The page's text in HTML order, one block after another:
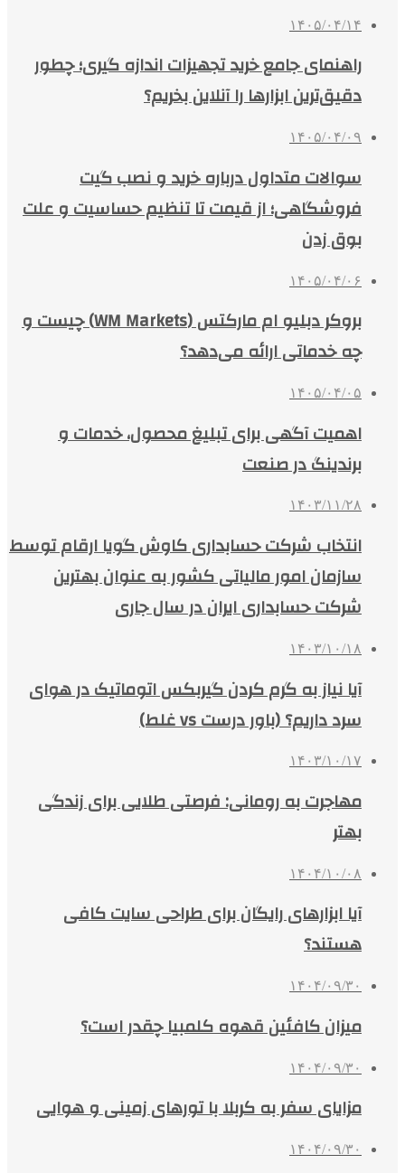
۱۴۰۵/۰۴/۱۴
راهنمای جامع خرید تجهیزات اندازه گیری؛ چطور
دقیق‌ترین ابزارها را آنلاین بخریم؟
۱۴۰۵/۰۴/۰۹
سوالات متداول درباره خرید و نصب گیت
فروشگاهی؛ از قیمت تا تنظیم حساسیت و علت
بوق زدن
۱۴۰۵/۰۴/۰۶
بروکر دبلیو ام مارکتس (WM Markets) چیست و
چه خدماتی ارائه می‌دهد؟
۱۴۰۵/۰۴/۰۵
اهمیت آگهی برای تبلیغ محصول، خدمات و
برندینگ در صنعت
۱۴۰۳/۱۱/۲۸
انتخاب شرکت حسابداری کاوش گویا ارقام توسط
سازمان امور مالیاتی کشور به عنوان بهترین
شرکت حسابداری ایران در سال جاری
۱۴۰۳/۱۰/۱۸
آیا نیاز به گرم کردن گیربکس اتوماتیک در هوای
سرد داریم؟ (باور درست vs غلط)
۱۴۰۳/۱۰/۱۷
مهاجرت به رومانی: فرصتی طلایی برای زندگی
بهتر
۱۴۰۴/۱۰/۰۸
آیا ابزارهای رایگان برای طراحی سایت کافی
هستند؟
۱۴۰۴/۰۹/۳۰
میزان کافئین قهوه کلمبیا چقدر است؟
۱۴۰۴/۰۹/۳۰
مزایای سفر به کربلا با تورهای زمینی و هوایی
۱۴۰۴/۰۹/۳۰